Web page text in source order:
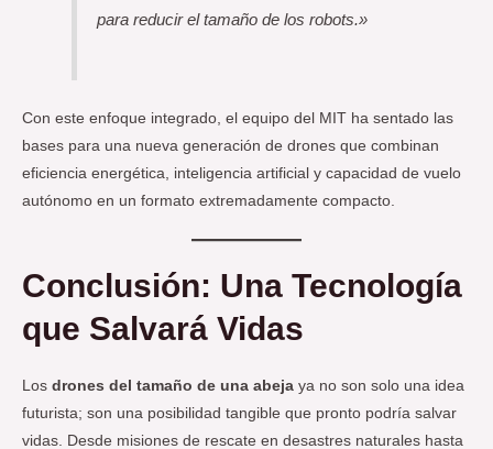
para reducir el tamaño de los robots.»
Con este enfoque integrado, el equipo del MIT ha sentado las
bases para una nueva generación de drones que combinan
eficiencia energética, inteligencia artificial y capacidad de vuelo
autónomo en un formato extremadamente compacto.
Conclusión: Una Tecnología
que Salvará Vidas
Los drones del tamaño de una abeja ya no son solo una idea
futurista; son una posibilidad tangible que pronto podría salvar
vidas. Desde misiones de rescate en desastres naturales hasta